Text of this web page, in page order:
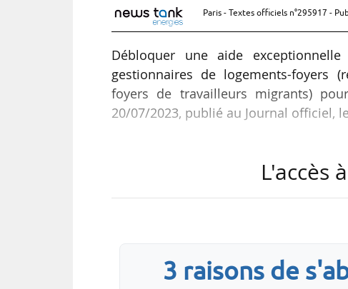
Paris - Textes officiels n°295917 -
Débloquer une aide
gestionnaires de logements-foyers
foyers de travailleurs migrants)
20/07/2023, publié au Journal officiel,
étendue à l’ensemble des
Pour bénéficier de l’aide, les
services et de paiement ou aux
L'accès
3 raisons de